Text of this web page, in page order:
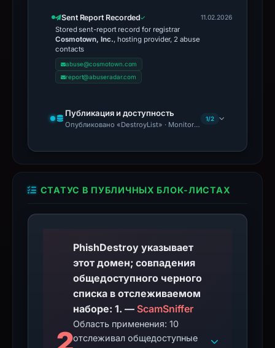
Sent Report Recorded
Stored sent-report record for registrar
Cosmotown, Inc., hosting provider, 2 abuse
contacts
abuse@cosmotown.com
report@abuseradar.com
11.02.2026
Публикация и доступность
Опубликовано «DestroyList» · Monitoring Continues
1/2
СТАТУС В ПУБЛИЧНЫХ БЛОК-ЛИСТАХ
PhishDestroy указывает
этот домен; совпадения
общедоступного черного
списка в отслеживаемом
наборе: 1. — ScamSniffer
Область применения: 10
отслеживал общедоступные